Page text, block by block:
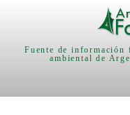
Fuente de
ambiental de